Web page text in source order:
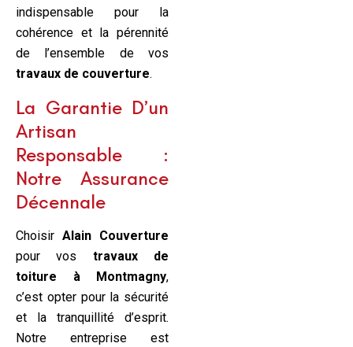
indispensable pour la
cohérence et la pérennité
de l’ensemble de vos
travaux de couverture.
La Garantie D’un
Artisan
Responsable :
Notre Assurance
Décennale
Choisir Alain Couverture
pour vos travaux de
toiture à Montmagny,
c’est opter pour la sécurité
et la tranquillité d’esprit.
Notre entreprise est